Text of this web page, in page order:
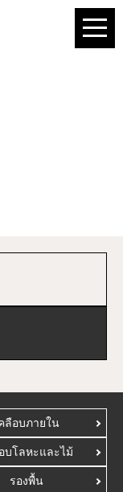
ลือบภายใน
บโลหะและไม้
รองพื้น